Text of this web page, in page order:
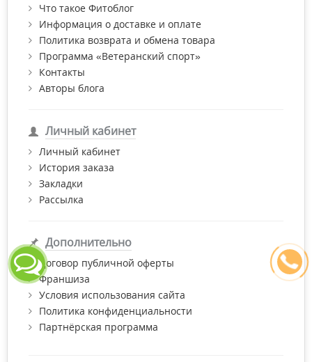
Что такое Фитоблог
Информация о доставке и оплате
Политика возврата и обмена товара
Программа «Ветеранский спорт»
Контакты
Авторы блога
Личный кабинет
Личный кабинет
История заказа
Закладки
Рассылка
Дополнительно
Договор публичной оферты
Франшиза
Условия использования сайта
Политика конфиденциальности
Партнёрская программа